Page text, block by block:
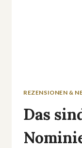
REZENSIONEN &
Das